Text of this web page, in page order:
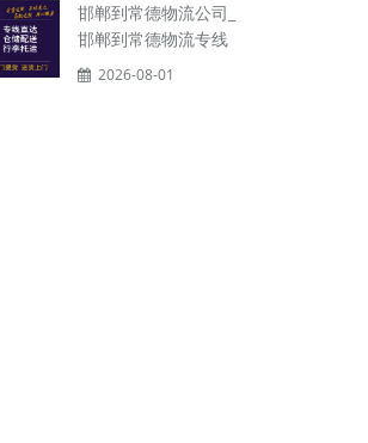
邯郸到常德物流公司_
邯郸到常德物流专线
2026-08-01